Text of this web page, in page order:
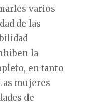
varios
de las
la
en tanto
mujeres
de